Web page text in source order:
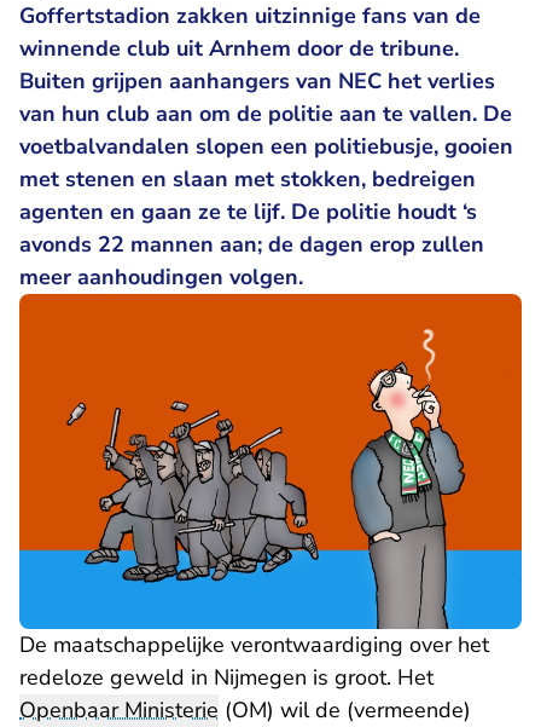
Goffertstadion zakken uitzinnige fans van de
winnende club uit Arnhem door de tribune.
Buiten grijpen aanhangers van NEC het verlies
van hun club aan om de politie aan te vallen. De
voetbalvandalen slopen een politiebusje, gooien
met stenen en slaan met stokken, bedreigen
agenten en gaan ze te lijf. De politie houdt ‘s
avonds 22 mannen aan; de dagen erop zullen
meer aanhoudingen volgen.
De maatschappelijke verontwaardiging over het
redeloze geweld in Nijmegen is groot. Het
Openbaar Ministerie (OM) wil de (vermeende)